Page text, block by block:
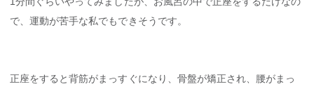
で、運動が苦手な私でもできそうです。
正座をすると背筋がまっすぐになり、骨盤が矯正され、腰がまっ